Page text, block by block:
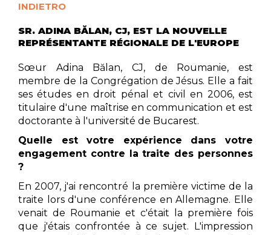
INDIETRO
SR. ADINA BĂLAN, CJ, EST LA NOUVELLE
REPRÉSENTANTE RÉGIONALE DE L'EUROPE
Sœur Adina Bălan, CJ, de Roumanie, est
membre de la Congrégation de Jésus. Elle a fait
ses études en droit pénal et civil en 2006, est
titulaire d'une maîtrise en communication et est
doctorante à l'université de Bucarest.
Quelle est votre expérience dans votre
engagement contre la traite des personnes
?
En 2007, j'ai rencontré la première victime de la
traite lors d'une conférence en Allemagne. Elle
venait de Roumanie et c'était la première fois
que j'étais confrontée à ce sujet. L'impression